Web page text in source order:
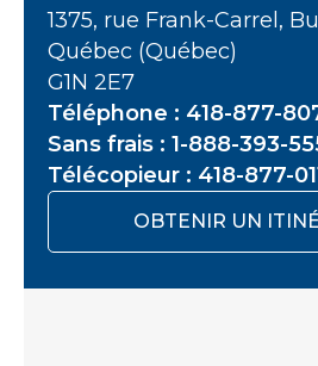
1375, rue Frank-Carrel,
Québec (Québec)
G1N 2E7
Téléphone : 418-877-
Sans frais : 1-888-393-
Télécopieur : 418-877-
OBTENIR UN